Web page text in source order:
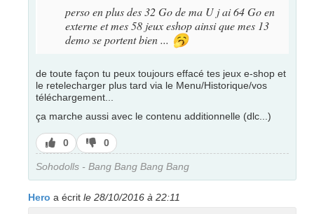
perso en plus des 32 Go de ma U j ai 64 Go en
externe et mes 58 jeux eshop ainsi que mes 13
demo se portent bien ... 🥱
de toute façon tu peux toujours effacé tes jeux e-shop et
le retelecharger plus tard via le Menu/Historique/vos
téléchargement...
ça marche aussi avec le contenu additionnelle (dlc...)
J’aime
0
J’aime
pas
0
Sohodolls - Bang Bang Bang Bang
Hero a écrit le 28/10/2016 à 22:11